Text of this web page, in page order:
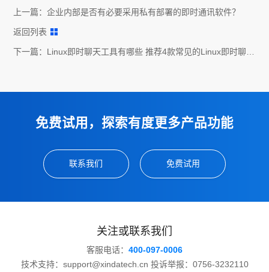
上一篇：企业内部是否有必要采用私有部署的即时通讯软件？
返回列表
下一篇： Linux即时聊天工具有哪些 推荐4款常见的Linux即时聊天
免费试用，探索有度更多产品功能
联系我们 免费试用
关注或联系我们
客服电话： 400-097-0006
技术支持：support@xindatech.cn 投诉举报：0756-3232110